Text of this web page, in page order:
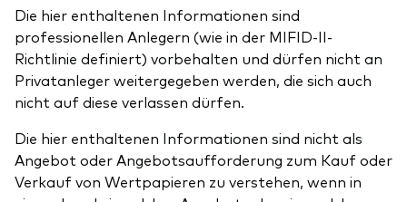
Die hier enthaltenen Informationen sind
professionellen Anlegern (wie in der MIFID-II-
Richtlinie definiert) vorbehalten und dürfen nicht an
Privatanleger weitergegeben werden, die sich auch
nicht auf diese verlassen dürfen.
Die hier enthaltenen Informationen sind nicht als
Angebot oder Angebotsaufforderung zum Kauf oder
Verkauf von Wertpapieren zu verstehen, wenn in